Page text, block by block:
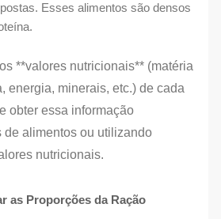
Esses alimentos são densos
**valores nutricionais** (matéria
energia, minerais, etc.) de cada
obter essa informação
de alimentos ou utilizando
nutricionais.
as Proporções da Ração